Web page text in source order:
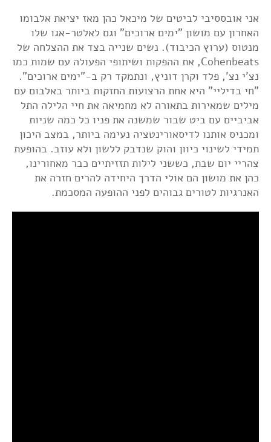
אני אובססיבי לביטים של מיכאל כהן מאז יציאת אלבומו
האחרון עם מושון "ימים ארוכים" וגם לאלטר-אגו שלו
מנטוס (ערוץ הכיבוד). נשים שנייה בצד את ההצלחה של
Cohenbeats, את ההפקות ושיתופי הפעולה עם שמות כמו
נצ'י נצ', פלד וקרן דוניץ, ונתמקד רק ב-"ימים ארוכים".
"חי בדיליי" היא אחת הרצועות החזקות ביותר באלבום עם
מילים שמאירות בתאורה לא מחמיאה את חיי הלילה התל
אביביים עם ביט שבור שמשנה את פניו כל כמה שניות
ומכניס אותנו לדיסאורינטציה נעימה ביותר, במצב היכון
תמידי לשינוי כיוון והוק שנדבק ללשון ולא עוזב. בהופעת
צהריי יום שבת, כששני לילות תזזיתיים כבר מאחורינו,
כהן את מושון הם אולי הדרך היחידה להרים חזרה את
האנרגיות לטורים גבוהים לפני ההופעה המסכמת.